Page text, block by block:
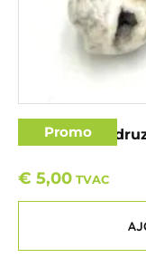
Promo
Agate zèbre
€ 5,00 TVAC